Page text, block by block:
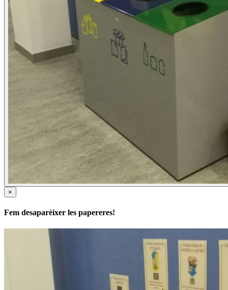
×
Fem desaparèixer les papereres!